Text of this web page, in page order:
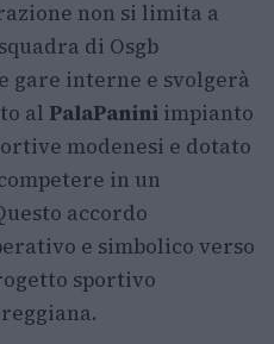
non si limita a
di Osgb
gare interne e svolgerà
al PalaPanini impianto
modenesi e dotato
in un
accordo
e simbolico verso
sportivo